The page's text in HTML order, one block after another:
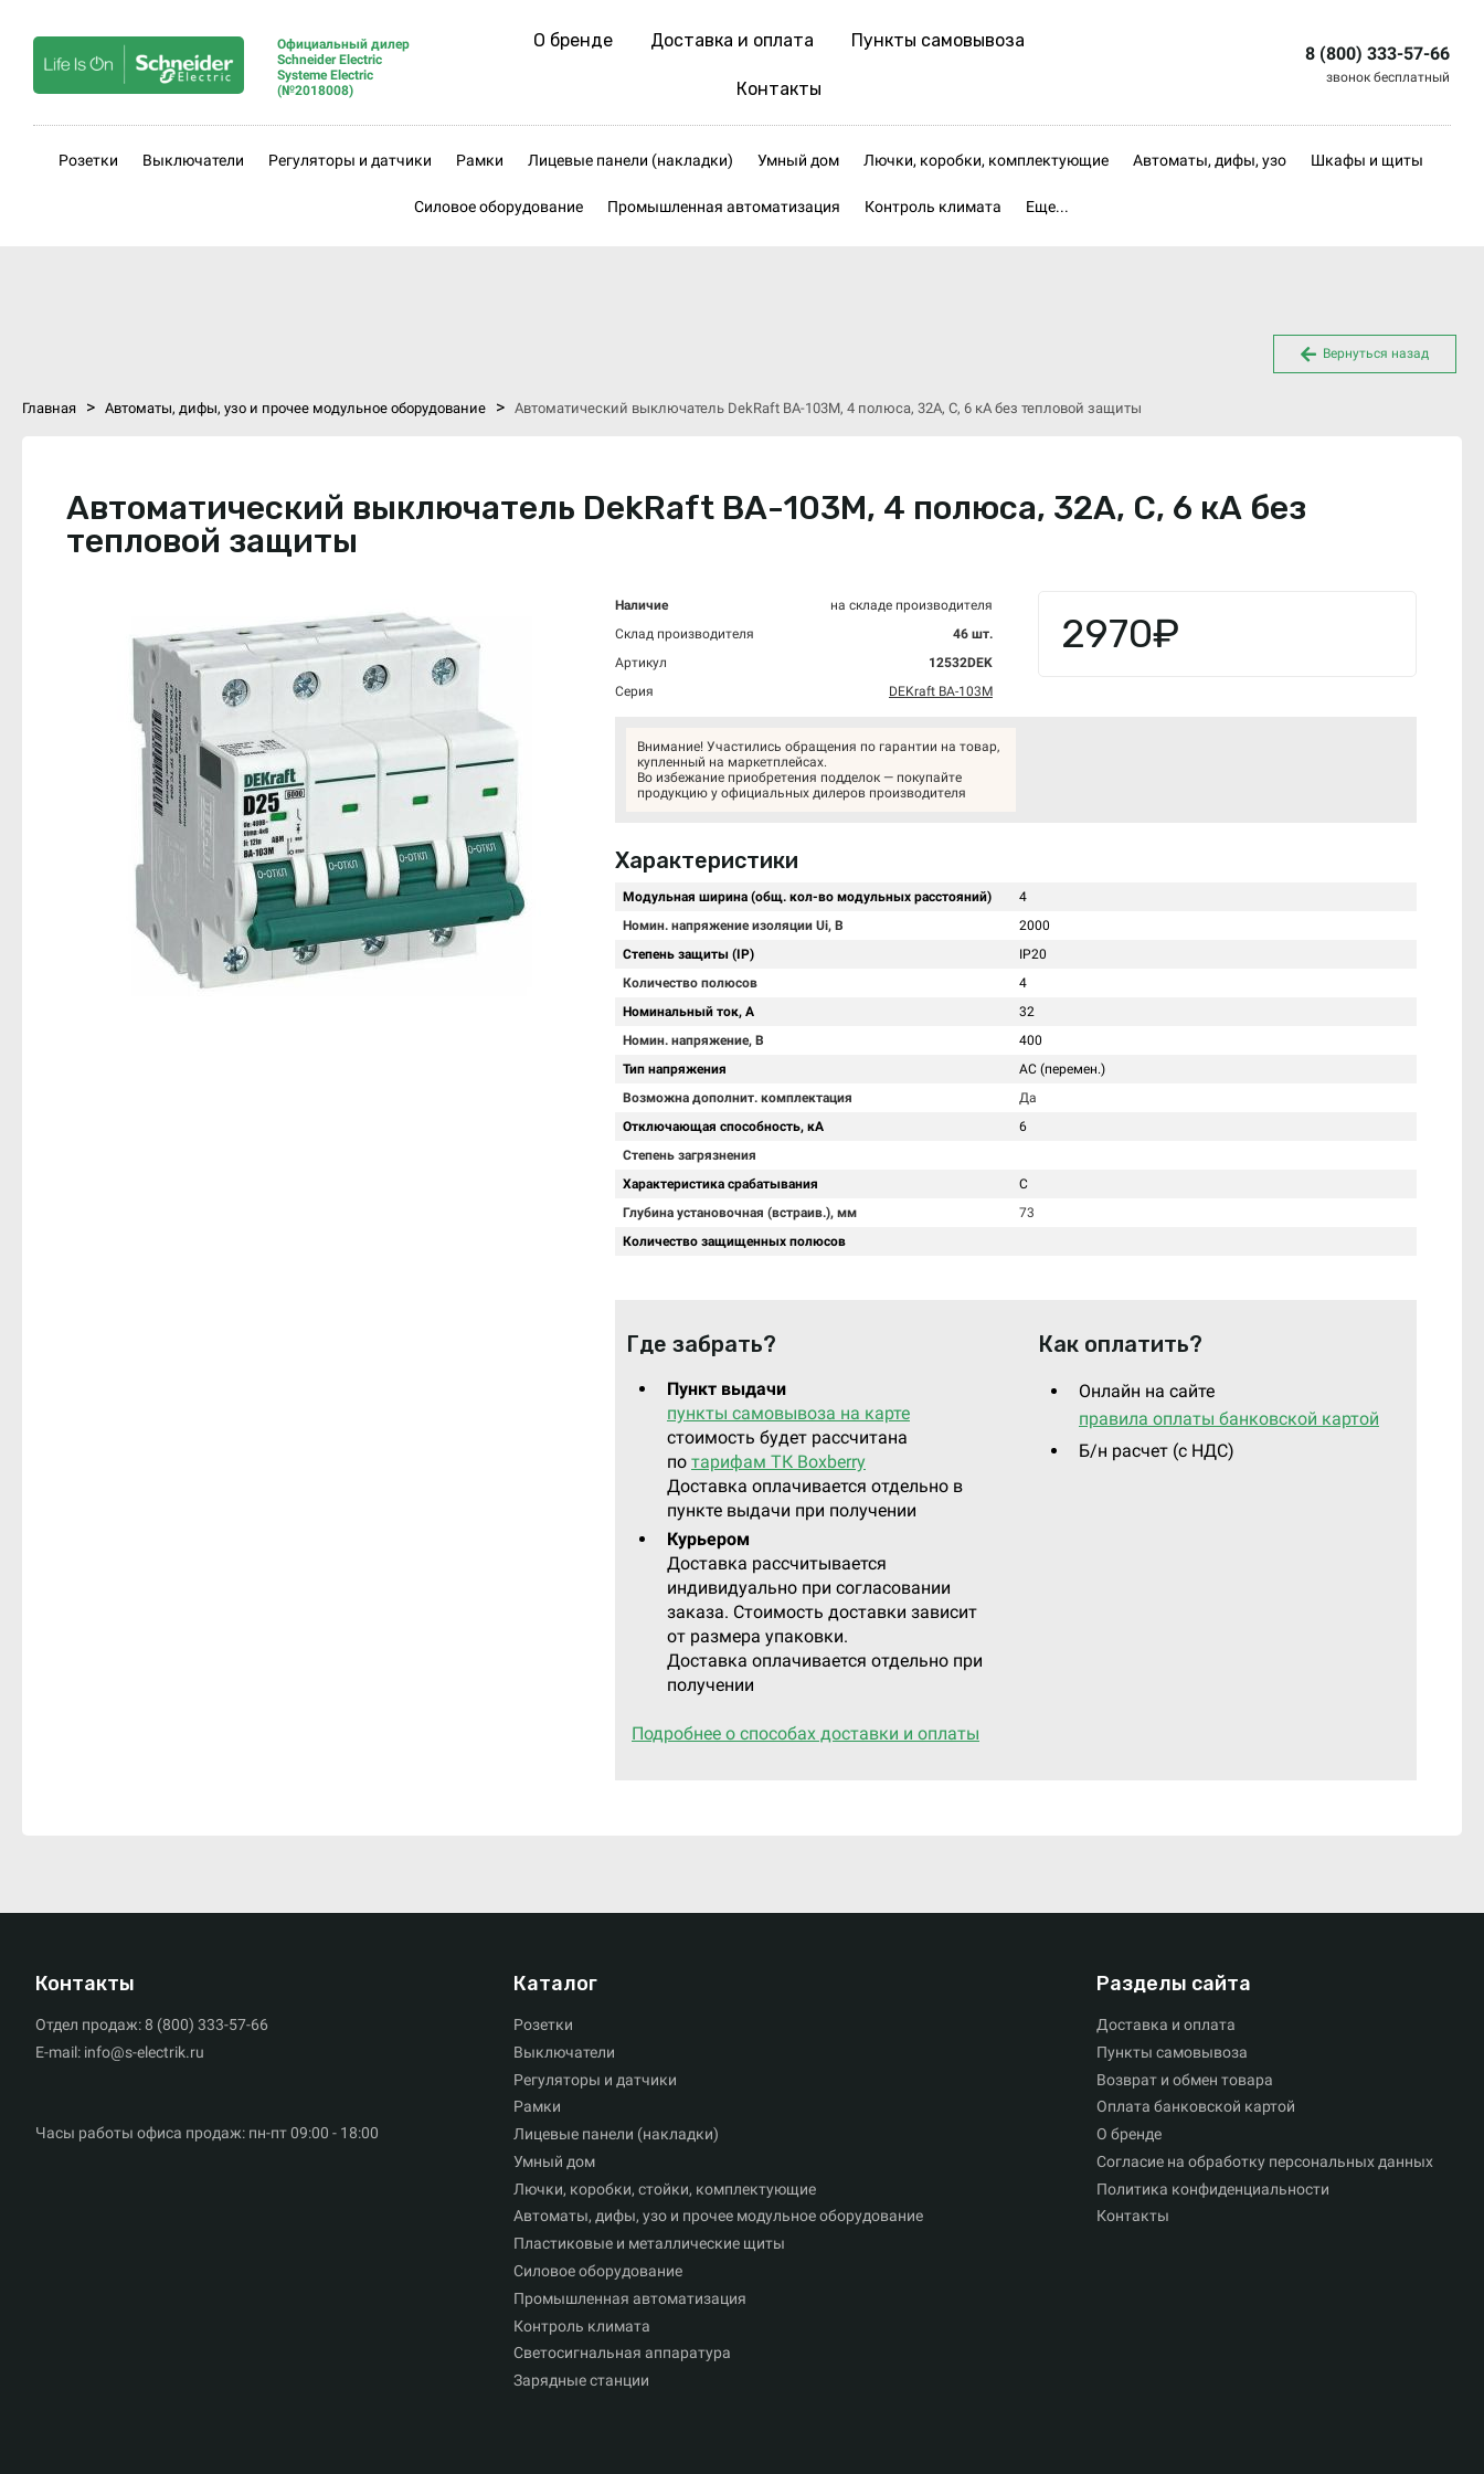
Официальный дилер
Schneider Electric
Systeme Electric
(№2018008)
О бренде Доставка и оплата Пункты самовывоза
Контакты
8 (800) 333-57-66
звонок бесплатный
Розетки Выключатели Регуляторы и датчики Рамки Лицевые панели (накладки) Умный дом Лючки, коробки, комплектующие Автоматы, дифы, узо Шкафы и щиты
Силовое оборудование Промышленная автоматизация Контроль климата Еще...
Вернуться назад
Главная > Автоматы, дифы, узо и прочее модульное оборудование > Автоматический выключатель DekRaft ВА-103М, 4 полюса, 32А, С, 6 кА без тепловой защиты
Автоматический выключатель DekRaft ВА-103М, 4 полюса, 32А, С, 6 кА без
тепловой защиты
Наличие
на складе производителя
Склад производителя
46 шт.
Артикул
12532DEK
Серия
DEKraft ВА-103M
2970₽
Внимание! Участились обращения по гарантии на товар,
купленный на маркетплейсах.
Во избежание приобретения подделок — покупайте
продукцию у официальных дилеров производителя
Характеристики
Модульная ширина (общ. кол-во модульных расстояний)
4
Номин. напряжение изоляции Ui, В
2000
Степень защиты (IP)
IP20
Количество полюсов
4
Номинальный ток, А
32
Номин. напряжение, В
400
Тип напряжения
AC (перемен.)
Возможна дополнит. комплектация
Да
Отключающая способность, кА
6
Степень загрязнения
Характеристика срабатывания
C
Глубина установочная (встраив.), мм
73
Количество защищенных полюсов
Где забрать?
Пункт выдачи
пункты самовывоза на карте
стоимость будет рассчитана
по тарифам ТК Boxberry
Доставка оплачивается отдельно в
пункте выдачи при получении
Курьером
Доставка рассчитывается
индивидуально при согласовании
заказа. Стоимость доставки зависит
от размера упаковки.
Доставка оплачивается отдельно при
получении
Подробнее о способах доставки и оплаты
Как оплатить?
Онлайн на сайте
правила оплаты банковской картой
Б/н расчет (c НДС)
Контакты
Отдел продаж: 8 (800) 333-57-66
E-mail: info@s-electrik.ru
Часы работы офиса продаж: пн-пт 09:00 - 18:00
Каталог
Розетки
Выключатели
Регуляторы и датчики
Рамки
Лицевые панели (накладки)
Умный дом
Лючки, коробки, стойки, комплектующие
Автоматы, дифы, узо и прочее модульное оборудование
Пластиковые и металлические щиты
Силовое оборудование
Промышленная автоматизация
Контроль климата
Светосигнальная аппаратура
Зарядные станции
Разделы сайта
Доставка и оплата
Пункты самовывоза
Возврат и обмен товара
Оплата банковской картой
О бренде
Согласие на обработку персональных данных
Политика конфиденциальности
Контакты